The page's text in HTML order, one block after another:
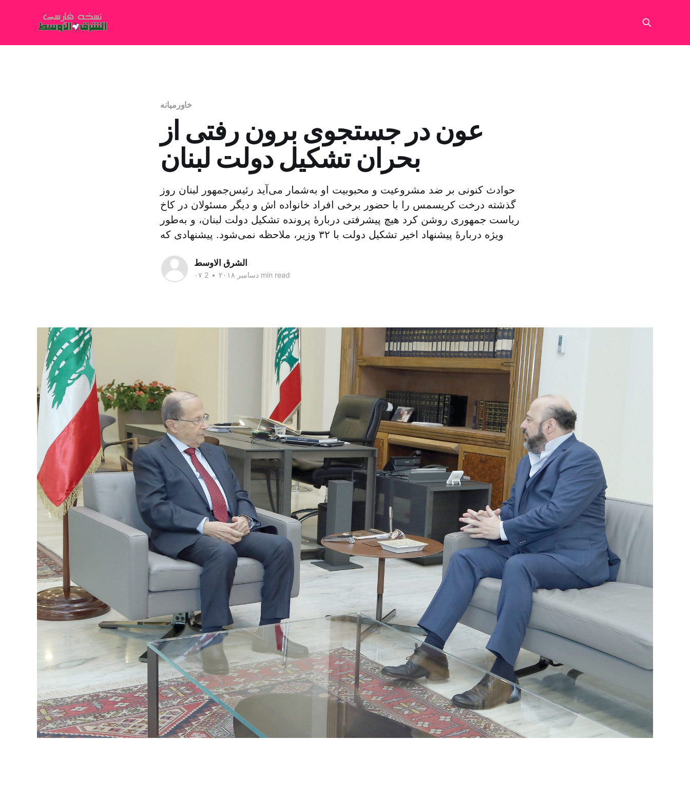
خاورمیانه
عون در جستجوی برون رفتی از
بحران تشکیل دولت لبنان
حوادث کنونی بر ضد مشروعیت و محبوبیت او به‌شمار می‌آید رئیس‌جمهور لبنان روز
گذشته درخت کریسمس را با حضور برخی افراد خانواده اش و دیگر مسئولان در کاخ
ریاست جمهوری روشن کرد هیچ پیشرفتی دربارهٔ پرونده تشکیل دولت لبنان، و به‌طور
ویژه دربارهٔ پیشنهاد اخیر تشکیل دولت با ۳۲ وزیر، ملاحظه نمی‌شود. پیشنهادی که
الشرق الاوسط
۰۷ دسامبر ۲۰۱۸ • 2 min read